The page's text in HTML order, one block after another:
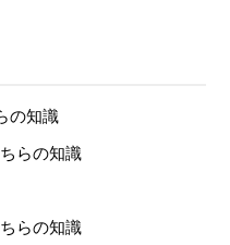
の知識
らの知識
らの知識